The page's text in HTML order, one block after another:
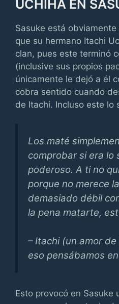
UCHIHA EN
Sasuke está
que su hermano Itachi
clan, pues este terminó
(inclusive sus propios
únicamente le dejó a él
cobra sentido cuando
de Itachi. Incluso este lo
Los maté
comprobar si era lo
poderoso. A ti no
porque no merece
demasiado débil
la pena matarte,
– Itachi (un amor
eso pensábamos
Esto provocó en Sasuke